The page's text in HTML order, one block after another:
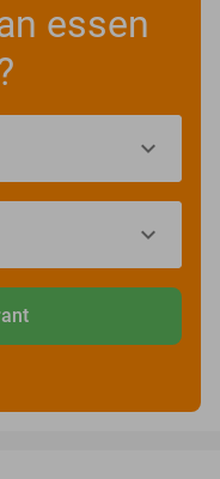
essen